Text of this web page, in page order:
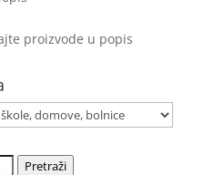
proizvode u popis
Pretraži